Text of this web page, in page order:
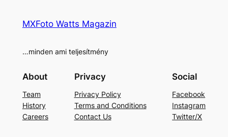
MXFoto Watts Magazin
…minden ami teljesítmény
About
Team
History
Careers
Privacy
Privacy Policy
Terms and Conditions
Contact Us
Social
Facebook
Instagram
Twitter/X